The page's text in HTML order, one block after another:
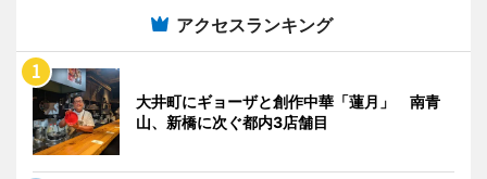
アクセスランキング
大井町にギョーザと創作中華「蓮月」 南青
山、新橋に次ぐ都内3店舗目